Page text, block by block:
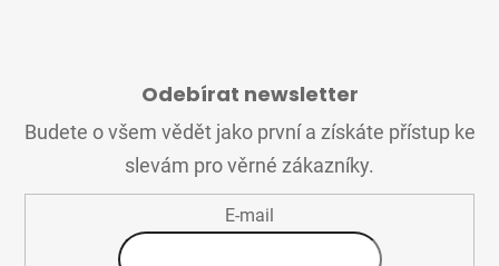
Odebírat newsletter
Budete o všem vědět jako první a získáte přístup ke
slevám pro věrné zákazníky.
E-mail